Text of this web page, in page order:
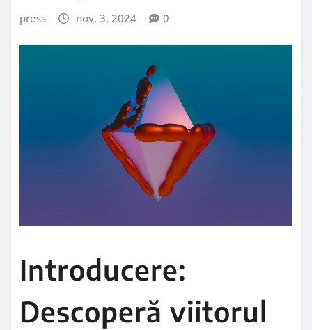
press nov. 3, 2024 0
Introducere:
Descoperă viitorul